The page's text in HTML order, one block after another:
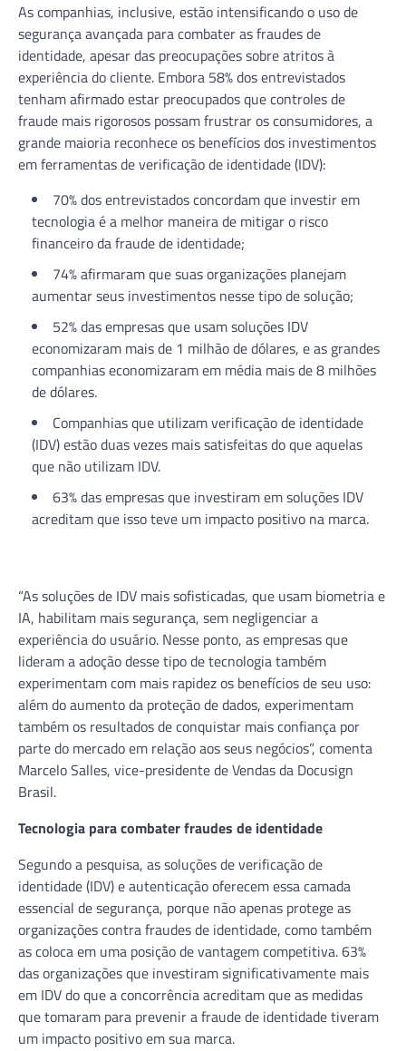
As companhias, inclusive, estão intensificando o uso de
segurança avançada para combater as fraudes de
identidade, apesar das preocupações sobre atritos à
experiência do cliente. Embora 58% dos entrevistados
tenham afirmado estar preocupados que controles de
fraude mais rigorosos possam frustrar os consumidores, a
grande maioria reconhece os benefícios dos investimentos
em ferramentas de verificação de identidade (IDV):
70% dos entrevistados concordam que investir em
tecnologia é a melhor maneira de mitigar o risco
financeiro da fraude de identidade;
74% afirmaram que suas organizações planejam
aumentar seus investimentos nesse tipo de solução;
52% das empresas que usam soluções IDV
economizaram mais de 1 milhão de dólares, e as grandes
companhias economizaram em média mais de 8 milhões
de dólares.
Companhias que utilizam verificação de identidade
(IDV) estão duas vezes mais satisfeitas do que aquelas
que não utilizam IDV.
63% das empresas que investiram em soluções IDV
acreditam que isso teve um impacto positivo na marca.
“As soluções de IDV mais sofisticadas, que usam biometria e
IA, habilitam mais segurança, sem negligenciar a
experiência do usuário. Nesse ponto, as empresas que
lideram a adoção desse tipo de tecnologia também
experimentam com mais rapidez os benefícios de seu uso:
além do aumento da proteção de dados, experimentam
também os resultados de conquistar mais confiança por
parte do mercado em relação aos seus negócios”, comenta
Marcelo Salles, vice-presidente de Vendas da Docusign
Brasil.
Tecnologia para combater fraudes de identidade
Segundo a pesquisa, as soluções de verificação de
identidade (IDV) e autenticação oferecem essa camada
essencial de segurança, porque não apenas protege as
organizações contra fraudes de identidade, como também
as coloca em uma posição de vantagem competitiva. 63%
das organizações que investiram significativamente mais
em IDV do que a concorrência acreditam que as medidas
que tomaram para prevenir a fraude de identidade tiveram
um impacto positivo em sua marca.